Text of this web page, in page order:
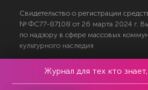
Свидетельство о регистрации
№ ФС77-87108 от 26 марта 2024 г.
по надзору в сфере массовых
культурного наследия
© 2017—2026 АНО «Творческий
Журнал для тех кто